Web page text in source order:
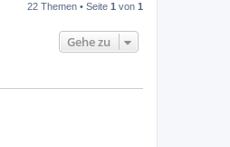
22 Themen • Seite 1 von 1
Gehe zu